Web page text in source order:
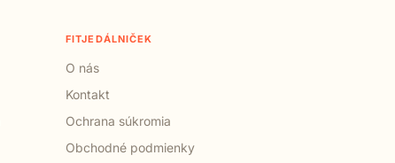
FITJEDÁLNIČEK
O nás
Kontakt
Ochrana súkromia
Obchodné podmienky